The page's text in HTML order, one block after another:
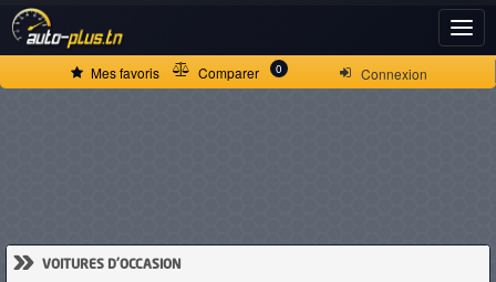
Connexion
Mes favoris Comparer 0
» VOITURES D'OCCASION
ACCUEIL